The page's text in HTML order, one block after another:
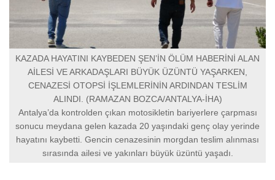
KAZADA HAYATINI KAYBEDEN ŞEN’İN ÖLÜM HABERİNİ ALAN
AİLESİ VE ARKADAŞLARI BÜYÜK ÜZÜNTÜ YAŞARKEN,
CENAZESİ OTOPSİ İŞLEMLERİNİN ARDINDAN TESLİM
ALINDI. (RAMAZAN BOZCA/ANTALYA-İHA)
Antalya’da kontrolden çıkan motosikletin bariyerlere çarpması
sonucu meydana gelen kazada 20 yaşındaki genç olay yerinde
hayatını kaybetti. Gencin cenazesinin morgdan teslim alınması
sırasında ailesi ve yakınları büyük üzüntü yaşadı.